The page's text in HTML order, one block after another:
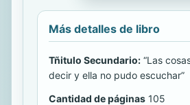
Más detalles de libro
Tñitulo Secundario: “Las
decir y ella no pudo escuchar”
Cantidad de páginas 105